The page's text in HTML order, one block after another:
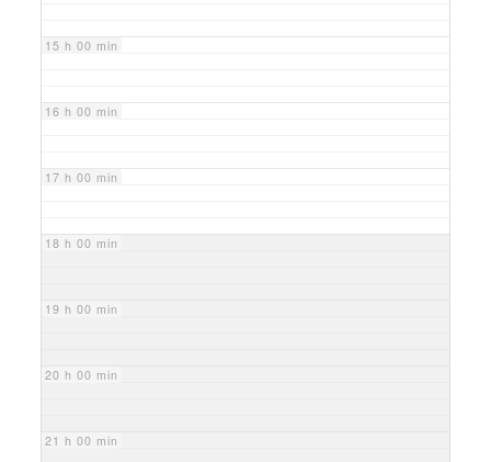
15 h 00 min
16 h 00 min
17 h 00 min
18 h 00 min
19 h 00 min
20 h 00 min
21 h 00 min